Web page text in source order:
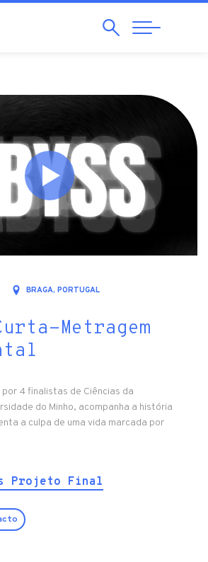
Pesquisar
Abrir
Navegação
BRAGA, PORTUGAL
Metragem
4 finalistas de Ciências da
do Minho, acompanha a história
a culpa de uma vida marcada por
Projeto Final